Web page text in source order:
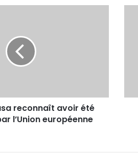
reconnaît avoir été
l’Union européenne